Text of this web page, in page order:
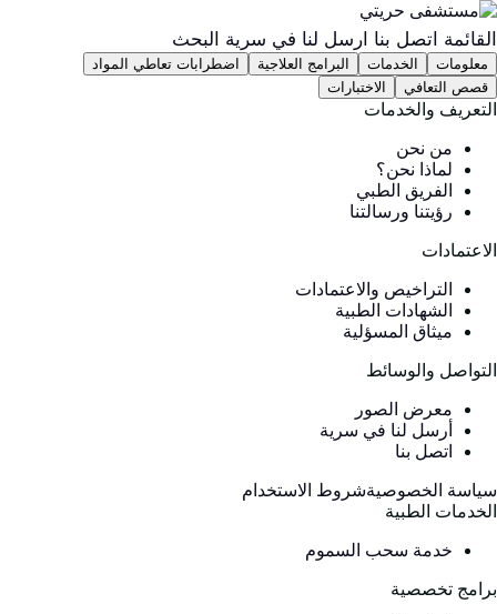
اتصل بنا ارسل لنا في سرية البحث
معلومات الخدمات البرامج العلاجية
اضطرابات تعاطي المواد
قصص التعافي
الاختبارات
والخدمات
من نحن
لماذا نحن؟
الفريق الطبي
رؤيتنا ورسالتنا
التراخيص والاعتمادات
الشهادات الطبية
ميثاق المسؤلية
والوسائط
معرض الصور
أرسل لنا في سرية
اتصل بنا
الخصوصيةشروط الاستخدام
الطبية
خدمة سحب السموم
تخصصية